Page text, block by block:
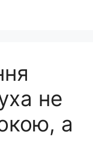
не
а